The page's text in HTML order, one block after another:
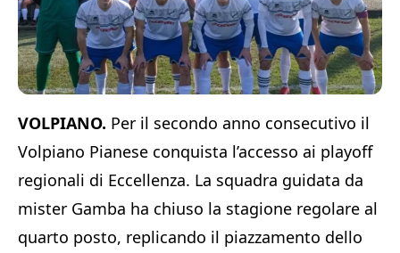
VOLPIANO. Per il secondo anno consecutivo il
Volpiano Pianese conquista l’accesso ai playoff
regionali di Eccellenza. La squadra guidata da
mister Gamba ha chiuso la stagione regolare al
quarto posto, replicando il piazzamento dello